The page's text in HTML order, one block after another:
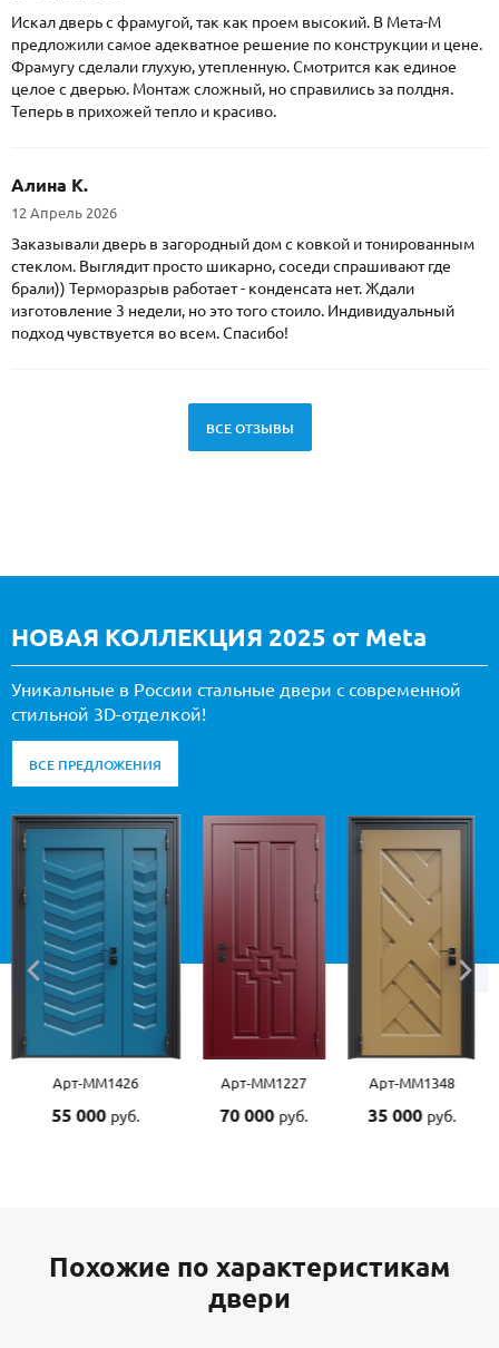
Искал дверь с фрамугой, так как проем высокий. В Мета-М
предложили самое адекватное решение по конструкции и цене.
Фрамугу сделали глухую, утепленную. Смотрится как единое
целое с дверью. Монтаж сложный, но справились за полдня.
Теперь в прихожей тепло и красиво.
Алина К.
12 Апрель 2026
Заказывали дверь в загородный дом с ковкой и тонированным
стеклом. Выглядит просто шикарно, соседи спрашивают где
брали)) Терморазрыв работает - конденсата нет. Ждали
изготовление 3 недели, но это того стоило. Индивидуальный
подход чувствуется во всем. Спасибо!
ВСЕ ОТЗЫВЫ
НОВАЯ КОЛЛЕКЦИЯ 2025 от Meta
Уникальные в России стальные двери с современной
стильной 3D-отделкой!
ВСЕ ПРЕДЛОЖЕНИЯ
Арт-ММ1227
70 000руб.
Арт-ММ1348
35 000руб.
Арт-ММ1507
55 000руб.
Похожие по характеристикам
двери